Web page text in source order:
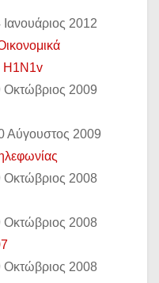
2012
H1N1v
Οκτώβριος 2009
Αύγουστος 2009
Οκτώβριος 2008
Οκτώβριος 2008
Οκτώβριος 2008